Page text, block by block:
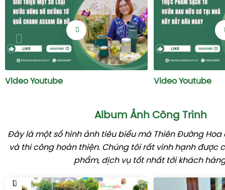
Video Youtube Video Youtube
Album Ảnh Công Trình
Đây là một số hình ảnh tiêu biểu mà Thiên Đường Hoa
và thi công hoàn thiện. Chúng tôi rất vinh hạnh được
phẩm, dịch vụ tốt nhất tới khách